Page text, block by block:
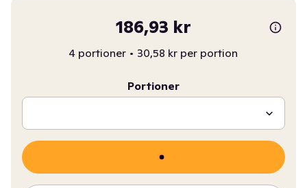
186,93 kr
4 portioner • 30,58 kr per portion
Portioner